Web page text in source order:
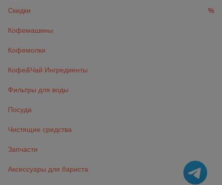
Скидки
%
Кофемашины
Кофемолки
Кофе&Чай Ингредиенты
Фильтры для воды
Посуда
Чистящие средства
Запчасти
Аксессуары для бариста